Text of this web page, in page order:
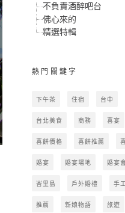
不負責酒醉吧台
佛心來的
精選特輯
熱門關鍵字
下午茶 住宿 台中
台北美食 商務 喜宴
喜餅價格 喜餅推薦
婚宴 婚宴場地 婚宴
峇里島 戶外婚禮 手
推薦 新娘物語 旅遊